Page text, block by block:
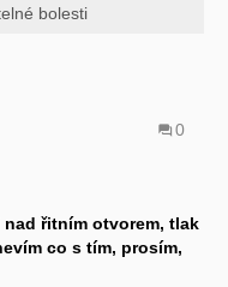
bolesti
0
řitním otvorem, tlak
co s tím, prosím,